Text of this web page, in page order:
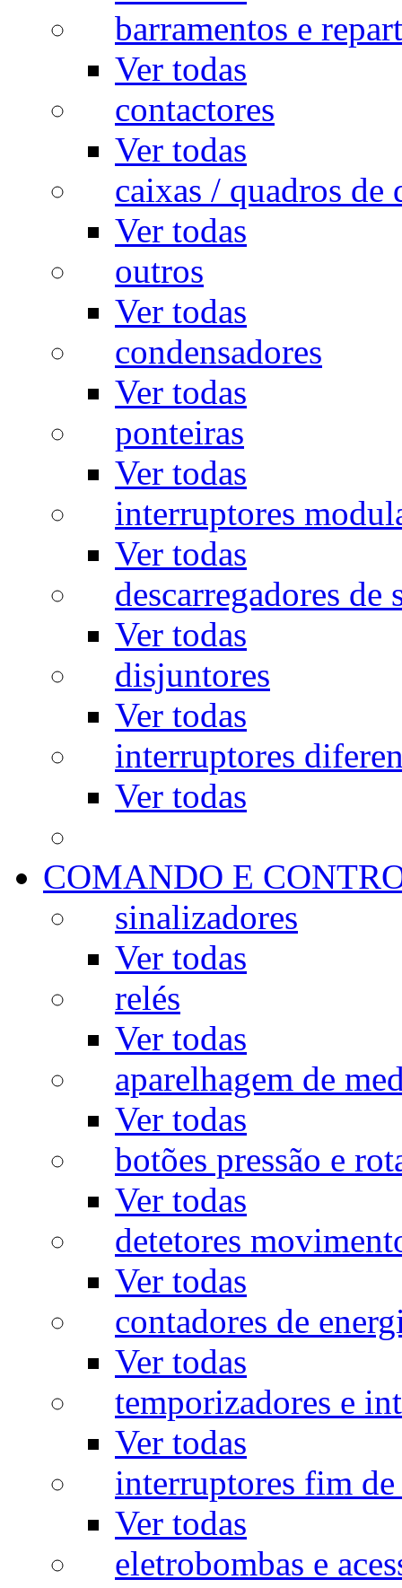
barramentos e
Ver todas
contactores
Ver todas
caixas / quadros de
Ver todas
outros
Ver todas
condensadores
Ver todas
ponteiras
Ver todas
interruptores
Ver todas
descarregadores de
Ver todas
disjuntores
Ver todas
interruptores
Ver todas
COMANDO E
sinalizadores
Ver todas
relés
Ver todas
aparelhagem de
Ver todas
botões pressão e
Ver todas
detetores
Ver todas
contadores de
Ver todas
temporizadores e
Ver todas
interruptores fim de
Ver todas
eletrobombas e